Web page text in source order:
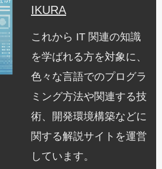
IKURA
これから IT 関連の知識
を学ばれる方を対象に、
色々な言語でのプログラ
ミング方法や関連する技
術、開発環境構築などに
関する解説サイトを運営
しています。